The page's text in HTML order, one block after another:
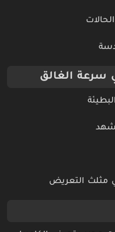
سرعة الغالق
مثلث التعريض